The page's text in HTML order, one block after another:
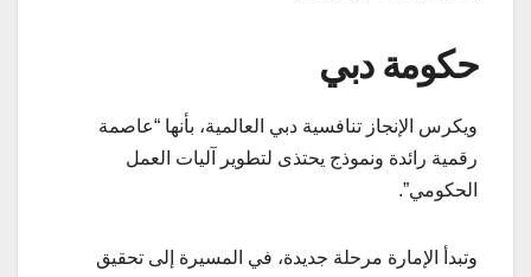
حكومة دبي
ويكرس الإنجاز تنافسية دبي العالمية، بأنها “عاصمة
رقمية رائدة ونموذج يحتذى لتطوير آليات العمل
الحكومي”.
وتبدأ الإمارة مرحلة جديدة، في المسيرة إلى تحقيق